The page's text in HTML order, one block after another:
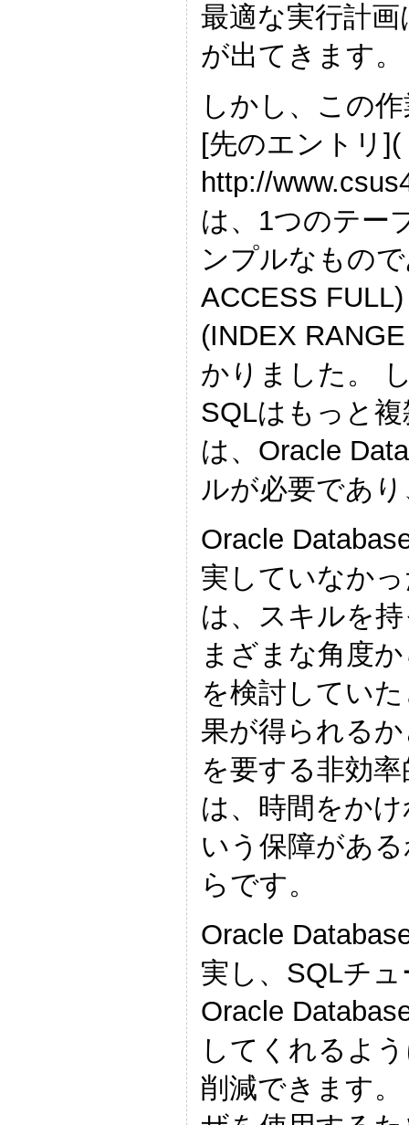
最適な実行計
が出てきます。
しかし、この
[先のエントリ](
http://
は、1つのテー
ンプルなもの
ACCESS
(INDEX
かりました。
SQLはもっと
は、Oracle
ルが必要であ
Oracle
実していなか
は、スキルを
まざまな角度
を検討してい
果が得られる
を要する非効
は、時間をか
いう保障があ
らです。
Oracle
実し、SQLチ
Oracle
してくれるよ
削減できます